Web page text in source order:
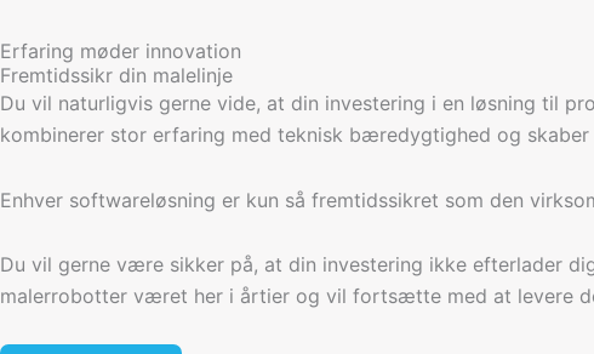
Erfaring møder innovation
Fremtidssikr din malelinje
Du vil naturligvis gerne vide, at din investering i en løsning til
kombinerer stor erfaring med teknisk bæredygtighed og
Enhver softwareløsning er kun så fremtidssikret som den
Du vil gerne være sikker på, at din investering ikke efterlader
malerrobotter været her i årtier og vil fortsætte med at levere